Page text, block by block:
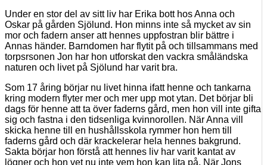
Under en stor del av sitt liv har Erika bott hos Anna och
Oskar på gården Sjölund. Hon minns inte så mycket av sin
mor och fadern anser att hennes uppfostran blir bättre i
Annas händer. Barndomen har flytit på och tillsammans med
torpsrsonen Jon har hon utforskat den vackra småländska
naturen och livet på Sjölund har varit bra.
Som 17 åring börjar nu livet hinna ifatt henne och tankarna
kring modern flyter mer och mer upp mot ytan. Det börjar bli
dags för henne att ta över faderns gård, men hon vill inte gifta
sig och fastna i den tidsenliga kvinnorollen. När Anna vill
skicka henne till en hushållsskola rymmer hon hem till
faderns gård och där krackelerar hela hennes bakgrund.
Sakta börjar hon förstå att hennes liv har varit kantat av
lögner och hon vet nu inte vem hon kan lita på. När Jons